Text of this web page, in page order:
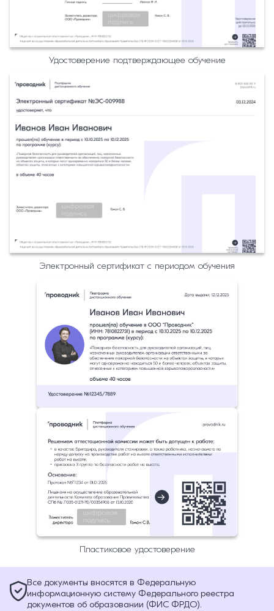
Удостоверение подтверждающее обучение
Электронный сертификат с периодом обучения
Пластиковое удостоверение
Все документы вносятся в Федеральную
информационную систему Федерального реестра
документов об образовании (ФИС ФРДО).